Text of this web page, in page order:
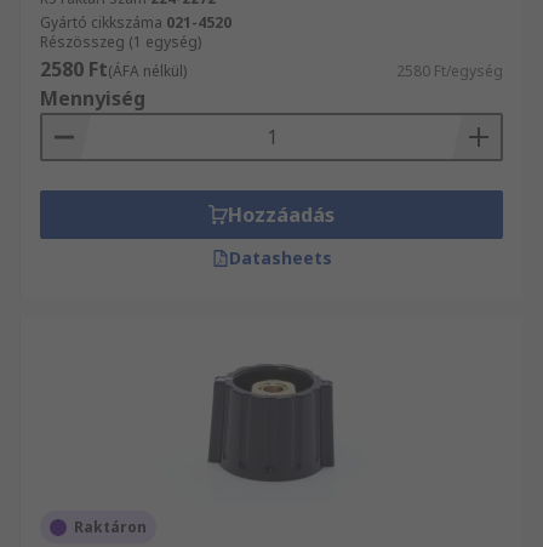
Gyártó cikkszáma 021-4520
Részösszeg (1 egység)
2580 Ft(ÁFA nélkül) 2580 Ft/egység
Mennyiség
Hozzáadás
Datasheets
Raktáron